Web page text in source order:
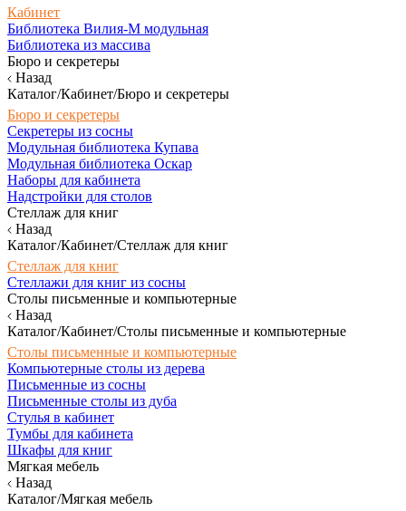
Кабинет
Библиотека Вилия-М модульная
Библиотека из массива
Бюро и секретеры
Назад
Каталог/Кабинет/Бюро и секретеры
Бюро и секретеры
Секретеры из сосны
Модульная библиотека Купава
Модульная библиотека Оскар
Наборы для кабинета
Надстройки для столов
Стеллаж для книг
Назад
Каталог/Кабинет/Стеллаж для книг
Стеллаж для книг
Стеллажи для книг из сосны
Столы письменные и компьютерные
Назад
Каталог/Кабинет/Столы письменные и компьютерные
Столы письменные и компьютерные
Компьютерные столы из дерева
Письменные из сосны
Письменные столы из дуба
Стулья в кабинет
Тумбы для кабинета
Шкафы для книг
Мягкая мебель
Назад
Каталог/Мягкая мебель